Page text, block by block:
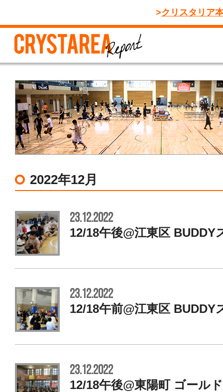
クリスタリア
2022年12月
23.12.2022
12/18午後@江東区
23.12.2022
12/18午前@江東区
23.12.2022
12/18午後@東陽町 ゴール